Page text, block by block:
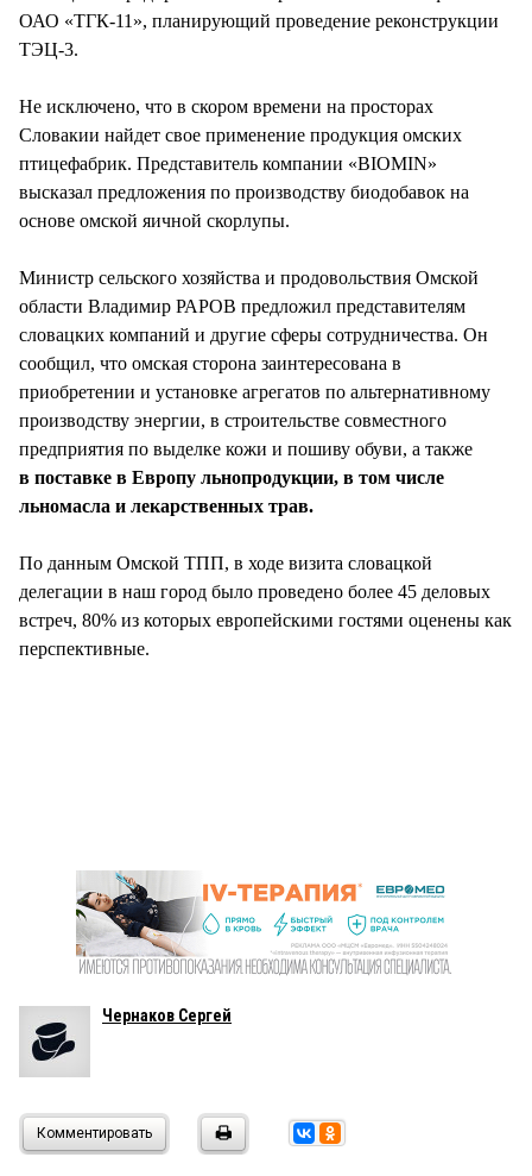
ОАО «ТГК-11», планирующий проведение реконструкции
ТЭЦ-3.
Не исключено, что в скором времени на просторах
Словакии найдет свое применение продукция омских
птицефабрик. Представитель компании «BIOMIN»
высказал предложения по производству биодобавок на
основе омской яичной скорлупы.
Министр сельского хозяйства и продовольствия Омской
области Владимир РАРОВ предложил представителям
словацких компаний и другие сферы сотрудничества. Он
сообщил, что омская сторона заинтересована в
приобретении и установке агрегатов по альтернативному
производству энергии, в строительстве совместного
предприятия по выделке кожи и пошиву обуви, а также
в поставке в Европу льнопродукции, в том числе
льномасла и лекарственных трав.
По данным Омской ТПП, в ходе визита словацкой
делегации в наш город было проведено более 45 деловых
встреч, 80% из которых европейскими гостями оценены как
перспективные.
Чернаков Сергей
Комментировать